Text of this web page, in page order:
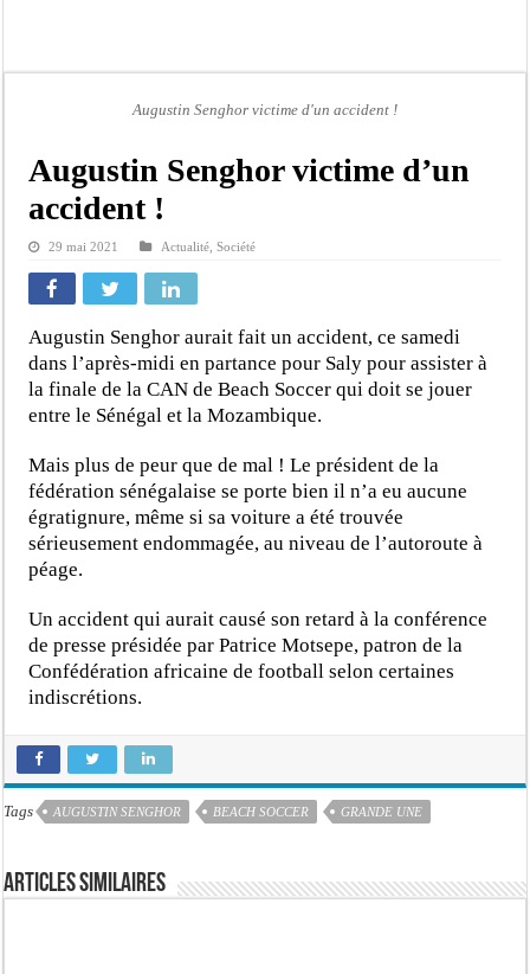
AfroBasket U18 masculin : le Sénégal domine le Rwanda et réussit son entrée
Fatick : Un carambolage entre trois véhicules fait deux blessés, dont un grave
Bilan Magal de Touba : 244 interpellations, 110 déferrements, 2,4 millions
Prétendu contrat de 50 millions FCFA : la LONASE dément tout lien avec «
Augustin Senghor victime d'un accident !
Augustin Senghor victime d’un
accident !
29 mai 2021 Actualité ,Société
Augustin Senghor aurait fait un accident, ce samedi
dans l’après-midi en partance pour Saly pour assister à
la finale de la CAN de Beach Soccer qui doit se jouer
entre le Sénégal et la Mozambique.
Mais plus de peur que de mal ! Le président de la
fédération sénégalaise se porte bien il n’a eu aucune
égratignure, même si sa voiture a été trouvée
sérieusement endommagée, au niveau de l’autoroute à
péage.
Un accident qui aurait causé son retard à la conférence
de presse présidée par Patrice Motsepe, patron de la
Confédération africaine de football selon certaines
indiscrétions.
Tags AUGUSTIN SENGHOR BEACH SOCCER GRANDE UNE
Articles similaires